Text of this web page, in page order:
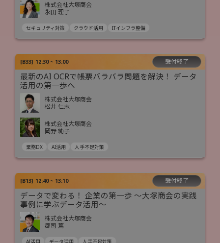
株式会社大塚商会
永田 理子
セキュリティ対策 クラウド活用 ITインフラ整備
[B33] 12:30 ~ 13:00 受付終了
最新のAI OCRで帳票バラバラ問題を解決！ データ
活用の第一歩へ
株式会社大塚商会
松井 仁志
株式会社大塚商会
岡野 純子
業務DX AI活用 人手不足対策
[B13] 12:40 ~ 13:10 受付終了
データで変わる！ 企業の第一歩 ～大塚商会の実践
事例に学ぶデータ活用～
株式会社大塚商会
郡司 篤
AI活用 データ活用 人手不足対策